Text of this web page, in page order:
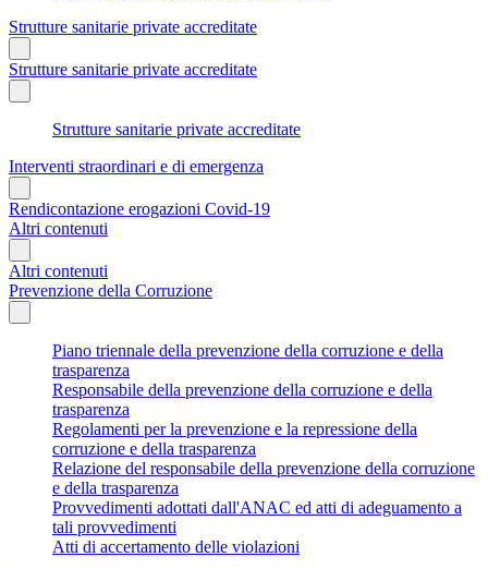
Strutture sanitarie private accreditate
Strutture sanitarie private accreditate
Strutture sanitarie private accreditate
Interventi straordinari e di emergenza
Rendicontazione erogazioni Covid-19
Altri contenuti
Altri contenuti
Prevenzione della Corruzione
Piano triennale della prevenzione della corruzione e della
trasparenza
Responsabile della prevenzione della corruzione e della
trasparenza
Regolamenti per la prevenzione e la repressione della
corruzione e della trasparenza
Relazione del responsabile della prevenzione della corruzione
e della trasparenza
Provvedimenti adottati dall'ANAC ed atti di adeguamento a
tali provvedimenti
Atti di accertamento delle violazioni